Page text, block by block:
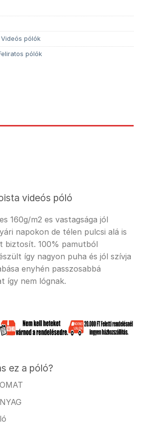
Videós pólók
pólók
videós póló
160g/m2 es vastagsága jól
napokon de télen pulcsi alá is
biztosít. 100% pamutból
így nagyon puha és jól szívja
enyhén passzosabbá
így nem lógnak.
ez a póló?